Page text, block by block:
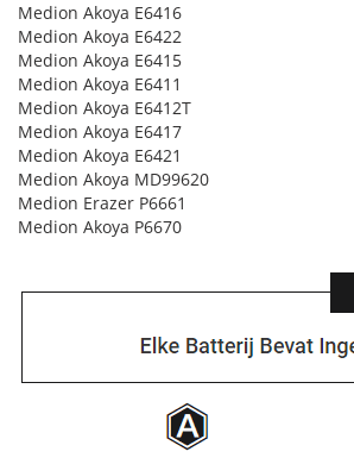
Medion Akoya E6416
Medion Akoya E6422
Medion Akoya E6415
Medion Akoya E6411
Medion Akoya E6412T
Medion Akoya E6417
Medion Akoya E6421
Medion Akoya MD99620
Medion Erazer P6661
Medion Akoya P6670